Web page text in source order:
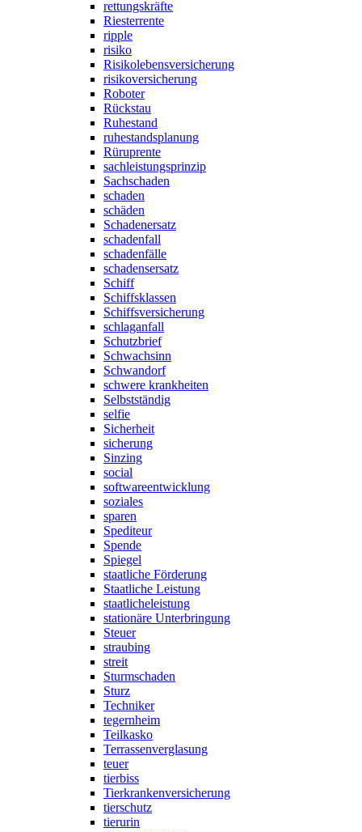
rettungskräfte
Riesterrente
ripple
risiko
Risikolebensversicherung
risikoversicherung
Roboter
Rückstau
Ruhestand
ruhestandsplanung
Rüruprente
sachleistungsprinzip
Sachschaden
schaden
schäden
Schadenersatz
schadenfall
schadenfälle
schadensersatz
Schiff
Schiffsklassen
Schiffsversicherung
schlaganfall
Schutzbrief
Schwachsinn
Schwandorf
schwere krankheiten
Selbstständig
selfie
Sicherheit
sicherung
Sinzing
social
softwareentwicklung
soziales
sparen
Spediteur
Spende
Spiegel
staatliche Förderung
Staatliche Leistung
staatlicheleistung
stationäre Unterbringung
Steuer
straubing
streit
Sturmschaden
Sturz
Techniker
tegernheim
Teilkasko
Terrassenverglasung
teuer
tierbiss
Tierkrankenversicherung
tierschutz
tierurin